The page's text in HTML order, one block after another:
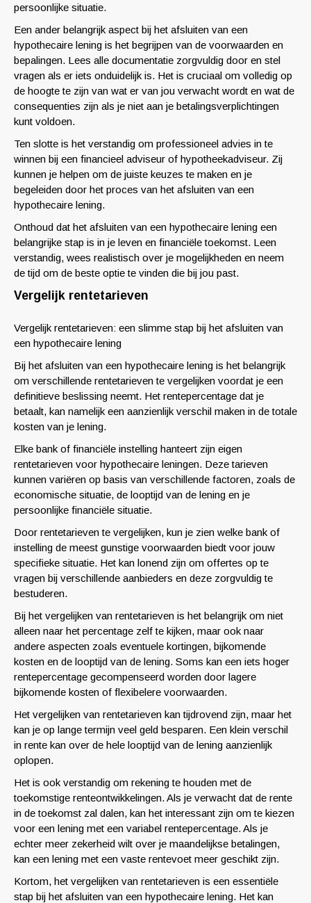
persoonlijke situatie.
Een ander belangrijk aspect bij het afsluiten van een
hypothecaire lening is het begrijpen van de voorwaarden en
bepalingen. Lees alle documentatie zorgvuldig door en stel
vragen als er iets onduidelijk is. Het is cruciaal om volledig op
de hoogte te zijn van wat er van jou verwacht wordt en wat de
consequenties zijn als je niet aan je betalingsverplichtingen
kunt voldoen.
Ten slotte is het verstandig om professioneel advies in te
winnen bij een financieel adviseur of hypotheekadviseur. Zij
kunnen je helpen om de juiste keuzes te maken en je
begeleiden door het proces van het afsluiten van een
hypothecaire lening.
Onthoud dat het afsluiten van een hypothecaire lening een
belangrijke stap is in je leven en financiële toekomst. Leen
verstandig, wees realistisch over je mogelijkheden en neem
de tijd om de beste optie te vinden die bij jou past.
Vergelijk rentetarieven
Vergelijk rentetarieven: een slimme stap bij het afsluiten van
een hypothecaire lening
Bij het afsluiten van een hypothecaire lening is het belangrijk
om verschillende rentetarieven te vergelijken voordat je een
definitieve beslissing neemt. Het rentepercentage dat je
betaalt, kan namelijk een aanzienlijk verschil maken in de totale
kosten van je lening.
Elke bank of financiële instelling hanteert zijn eigen
rentetarieven voor hypothecaire leningen. Deze tarieven
kunnen variëren op basis van verschillende factoren, zoals de
economische situatie, de looptijd van de lening en je
persoonlijke financiële situatie.
Door rentetarieven te vergelijken, kun je zien welke bank of
instelling de meest gunstige voorwaarden biedt voor jouw
specifieke situatie. Het kan lonend zijn om offertes op te
vragen bij verschillende aanbieders en deze zorgvuldig te
bestuderen.
Bij het vergelijken van rentetarieven is het belangrijk om niet
alleen naar het percentage zelf te kijken, maar ook naar
andere aspecten zoals eventuele kortingen, bijkomende
kosten en de looptijd van de lening. Soms kan een iets hoger
rentepercentage gecompenseerd worden door lagere
bijkomende kosten of flexibelere voorwaarden.
Het vergelijken van rentetarieven kan tijdrovend zijn, maar het
kan je op lange termijn veel geld besparen. Een klein verschil
in rente kan over de hele looptijd van de lening aanzienlijk
oplopen.
Het is ook verstandig om rekening te houden met de
toekomstige renteontwikkelingen. Als je verwacht dat de rente
in de toekomst zal dalen, kan het interessant zijn om te kiezen
voor een lening met een variabel rentepercentage. Als je
echter meer zekerheid wilt over je maandelijkse betalingen,
kan een lening met een vaste rentevoet meer geschikt zijn.
Kortom, het vergelijken van rentetarieven is een essentiële
stap bij het afsluiten van een hypothecaire lening. Het kan